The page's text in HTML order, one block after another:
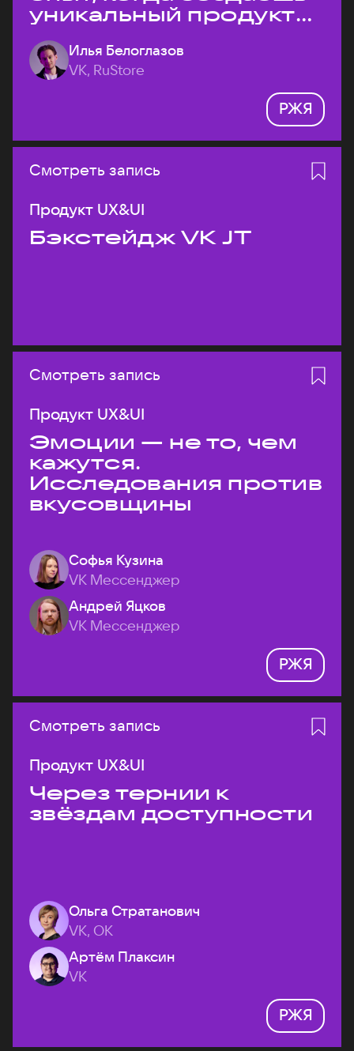
уникальный продукт
на рынке?
Илья Белоглазов
VK, RuStore
РЖЯ
Смотреть запись
Продукт UX&UI
Бэкстейдж VK JT
Смотреть запись
Продукт UX&UI
Эмоции — не то, чем
кажутся.
Исследования против
вкусовщины
Софья Кузина
VK Мессенджер
Андрей Яцков
VK Мессенджер
РЖЯ
Смотреть запись
Продукт UX&UI
Через тернии к
звёздам доступности
Ольга Стратанович
VK, ОК
Артём Плаксин
VK
РЖЯ